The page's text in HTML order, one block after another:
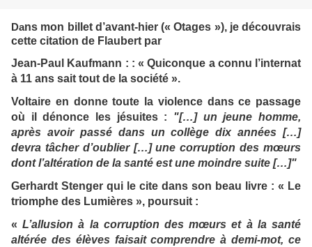
Dans mon billet d’avant-hier (« Otages »), je découvrais
cette citation de Flaubert par
Jean-Paul Kaufmann : : « Quiconque a connu l’internat
à 11 ans sait tout de la société ».
Voltaire en donne toute la violence dans ce passage
où il dénonce les jésuites : "[…] un jeune homme,
après avoir passé dans un collège dix années […]
devra tâcher d’oublier […] une corruption des mœurs
dont l’altération de la santé est une moindre suite […]"
Gerhardt Stenger qui le cite dans son beau livre : « Le
triomphe des Lumières », poursuit :
« L’allusion à la corruption des mœurs et à la santé
altérée des élèves faisait comprendre à demi-mot, ce